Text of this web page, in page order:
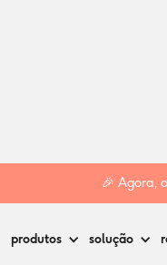
🎉 Agora, o
produtos solução